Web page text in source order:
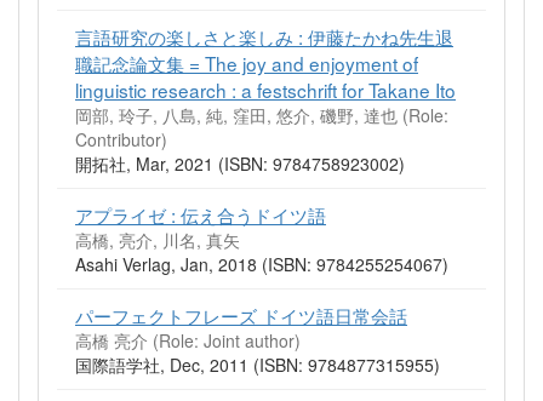
言語研究の楽しさと楽しみ : 伊藤たかね先生退
職記念論文集 = The joy and enjoyment of
linguistic research : a festschrift for Takane Ito
岡部, 玲子, 八島, 純, 窪田, 悠介, 磯野, 達也 (Role:
Contributor)
開拓社, Mar, 2021 (ISBN: 9784758923002)
アプライゼ : 伝え合うドイツ語
高橋, 亮介, 川名, 真矢
Asahi Verlag, Jan, 2018 (ISBN: 9784255254067)
パーフェクトフレーズ ドイツ語日常会話
高橋 亮介 (Role: Joint author)
国際語学社, Dec, 2011 (ISBN: 9784877315955)